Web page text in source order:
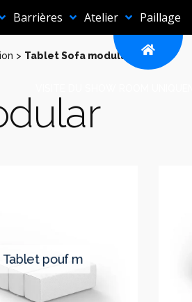
Barrières Atelier Paillage
> Tablet Sofa modular
tablet pouf m